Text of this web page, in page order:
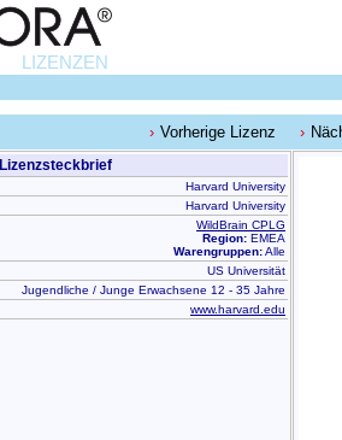
LIZENZEN
Vorherige Lizenz
Lizenzsteckbrief
Harvard University
Harvard University
WildBrain CPLG
Region: EMEA
Warengruppen:Alle
US Universität
Jugendliche / Junge Erwachsene 12 - 35 Jahre
www.harvard.edu